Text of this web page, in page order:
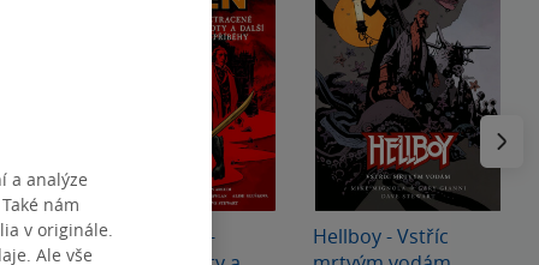
Abe Sapien 9 -
Hellboy - Vstříc
a analýze
nám
v originále.
Ale vše